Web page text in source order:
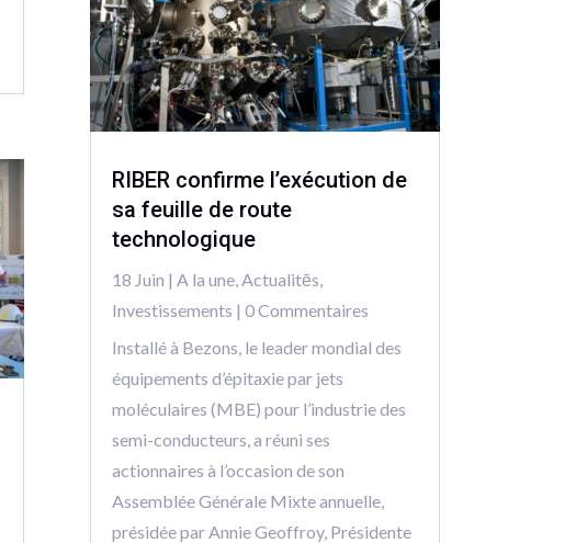
RIBER confirme l’exécution de
sa feuille de route
technologique
18 Juin | A la une, Actualitēs
Investissements | 0 Commentaires
Installé à Bezons, le leader mondial des
équipements d’épitaxie par jets
moléculaires (MBE) pour l’industrie des
semi-conducteurs, a réuni ses
actionnaires à l’occasion de son
Assemblée Générale Mixte annuelle,
présidée par Annie Geoffroy, Présidente